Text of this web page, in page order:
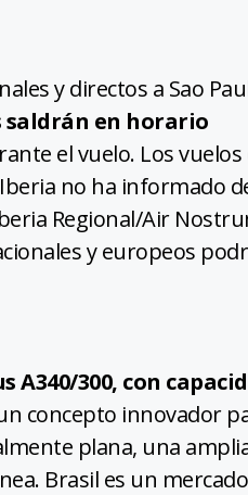
y directos a Sao
saldrán en horario
el vuelo. Los vuelos
no ha informado
Regional/Air
y europeos
A340/300, con
concepto innovador
plana, una
Brasil es un mercado